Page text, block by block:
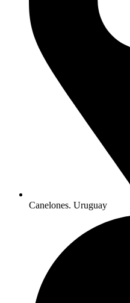
Canelones. Uruguay